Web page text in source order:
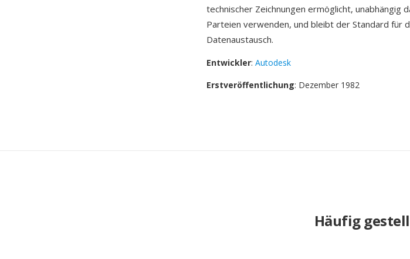
technischer Zeichnungen ermöglicht, unabhängig
Parteien verwenden, und bleibt der Standard für
Datenaustausch.
Entwickler: Autodesk
Erstveröffentlichung: Dezember 1982
Häufig